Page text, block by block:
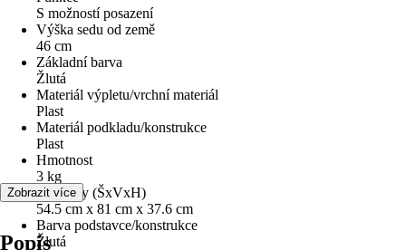
S možností posazení
Výška sedu od země
46 cm
Základní barva
Žlutá
Materiál výpletu/vrchní materiál
Plast
Materiál podkladu/konstrukce
Plast
Hmotnost
3 kg
Rozměry (ŠxVxH)
54.5 cm x 81 cm x 37.6 cm
Barva podstavce/konstrukce
Žlutá
Zobrazit více
Popis